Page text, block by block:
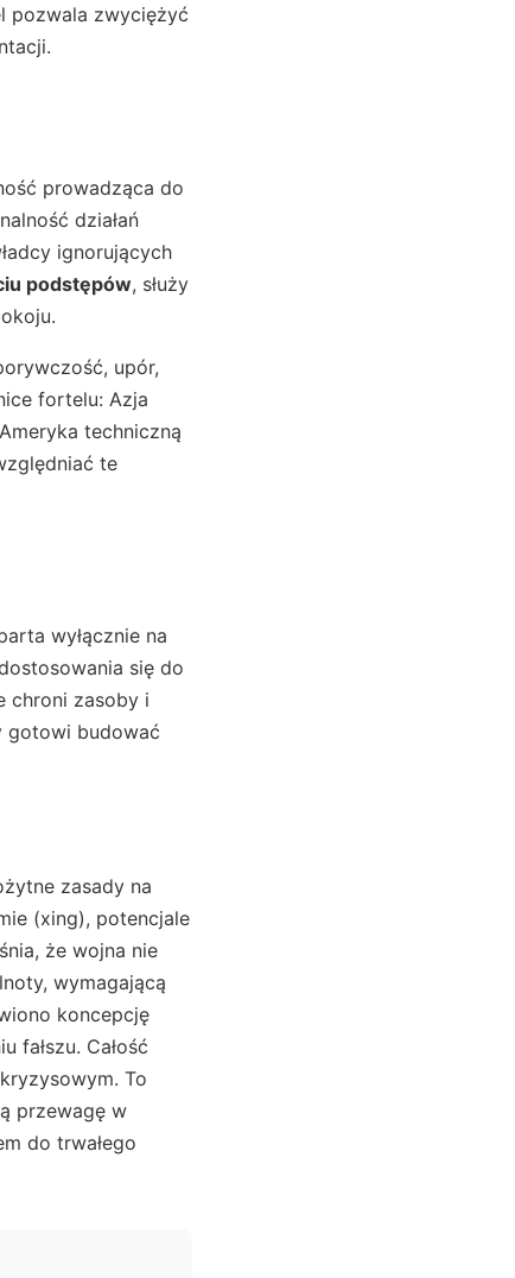
pozwala zwyciężyć
prowadząca do
działań
ignorujących
podstępów, służy
upór,
fortelu: Azja
techniczną
te
wyłącznie na
się do
chroni zasoby i
gotowi budować
zasady na
(xing), potencjale
że wojna nie
wymagającą
koncepcję
fałszu. Całość
To
przewagę w
do trwałego